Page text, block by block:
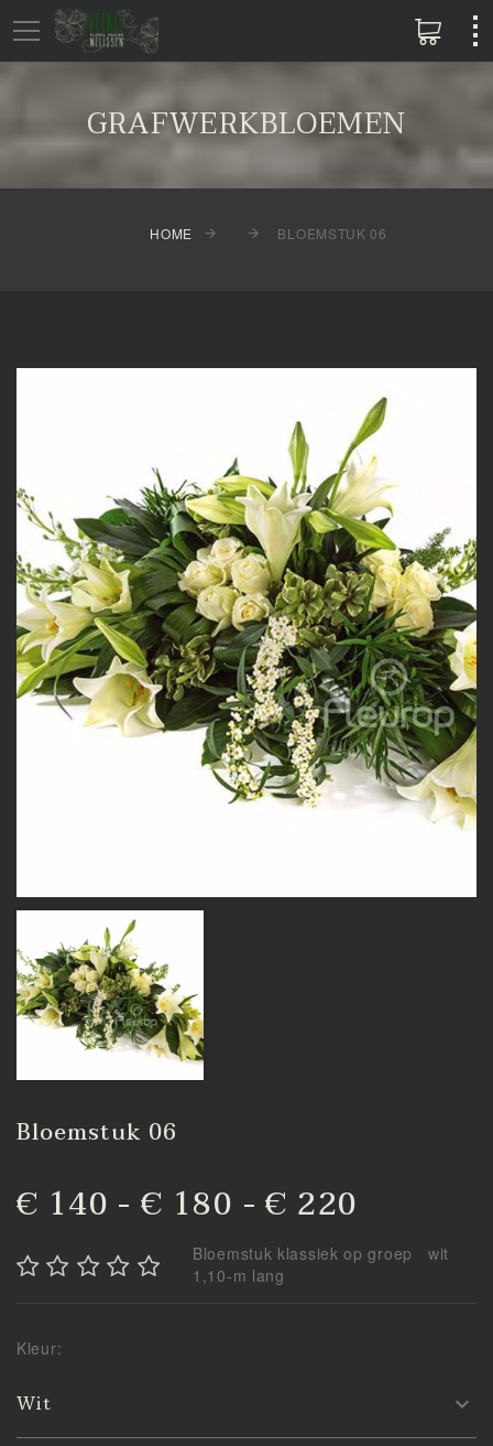
GRAFWERKBLOEMEN
HOME BLOEMSTUK 06
Bloemstuk 06
€ 140 - € 180 - € 220
Bloemstuk klassiek op groep wit
1,10-m lang
Kleur:
Wit